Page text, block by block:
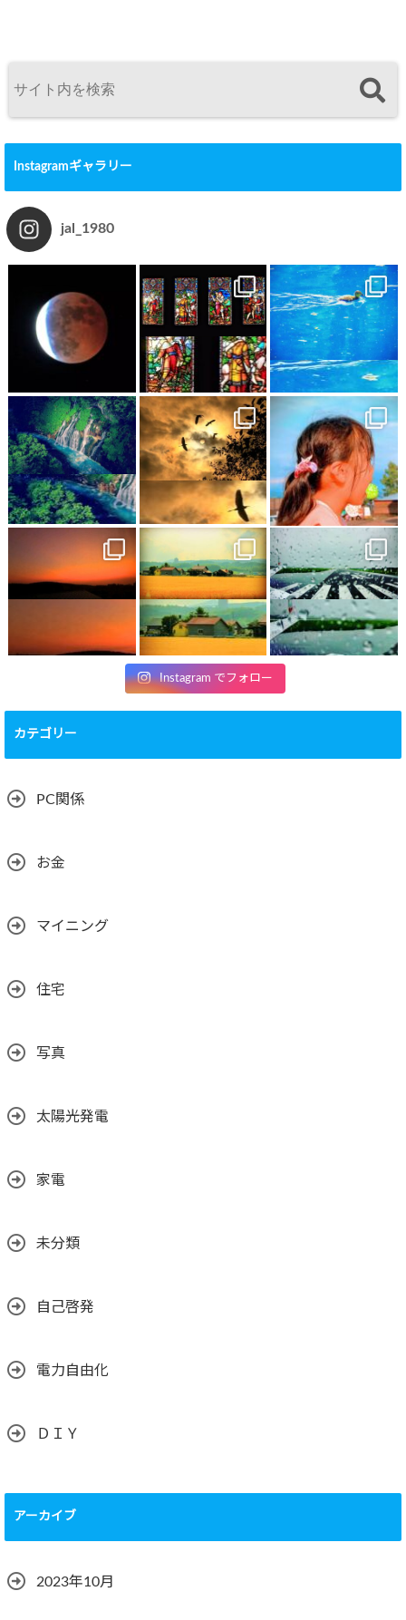
Instagramギャラリー
jal_1980
Instagram でフォロー
カテゴリー
PC関係
お金
マイニング
住宅
写真
太陽光発電
家電
未分類
自己啓発
電力自由化
ＤＩＹ
アーカイブ
2023年10月